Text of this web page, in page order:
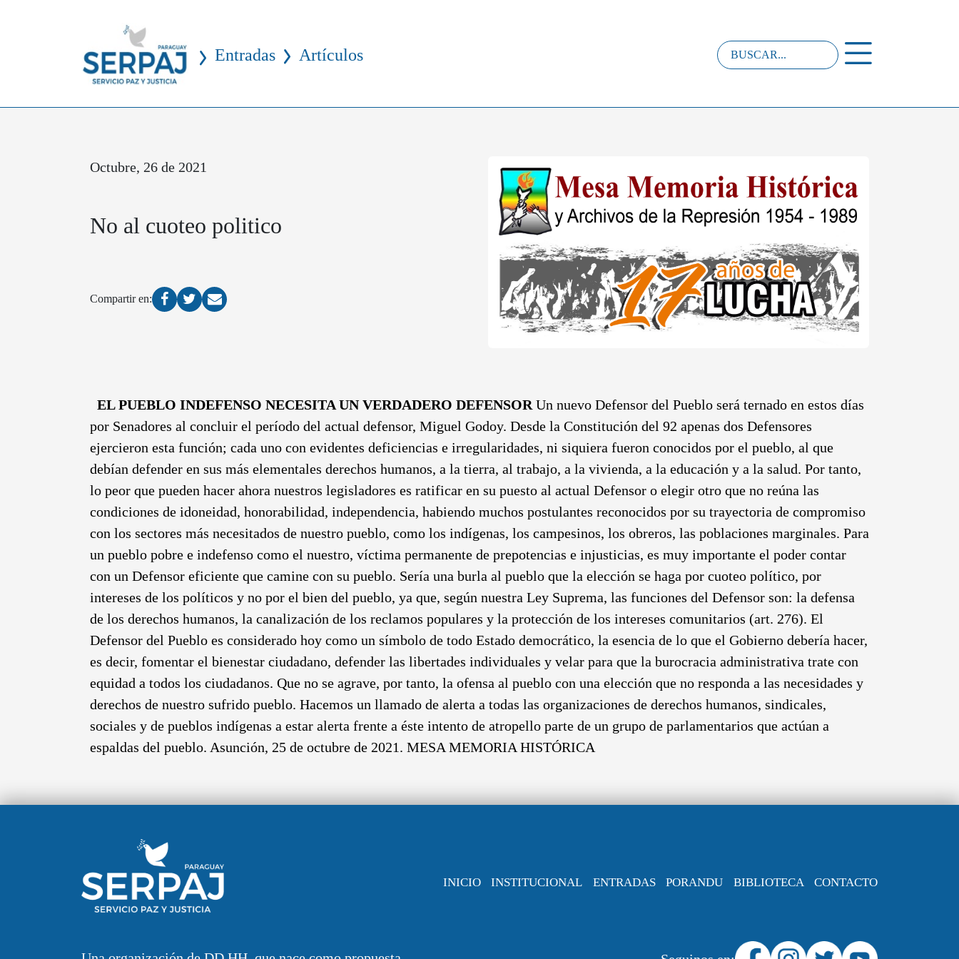
Entradas Artículos
Octubre, 26 de 2021
No al cuoteo politico
Compartir en:
EL PUEBLO INDEFENSO NECESITA UN VERDADERO DEFENSOR Un nuevo Defensor del Pueblo será ternado en estos días
por Senadores al concluir el período del actual defensor, Miguel Godoy. Desde la Constitución del 92 apenas dos Defensores
ejercieron esta función; cada uno con evidentes deficiencias e irregularidades, ni siquiera fueron conocidos por el pueblo, al que
debían defender en sus más elementales derechos humanos, a la tierra, al trabajo, a la vivienda, a la educación y a la salud. Por tanto,
lo peor que pueden hacer ahora nuestros legisladores es ratificar en su puesto al actual Defensor o elegir otro que no reúna las
condiciones de idoneidad, honorabilidad, independencia, habiendo muchos postulantes reconocidos por su trayectoria de compromiso
con los sectores más necesitados de nuestro pueblo, como los indígenas, los campesinos, los obreros, las poblaciones marginales. Para
un pueblo pobre e indefenso como el nuestro, víctima permanente de prepotencias e injusticias, es muy importante el poder contar
con un Defensor eficiente que camine con su pueblo. Sería una burla al pueblo que la elección se haga por cuoteo político, por
intereses de los políticos y no por el bien del pueblo, ya que, según nuestra Ley Suprema, las funciones del Defensor son: la defensa
de los derechos humanos, la canalización de los reclamos populares y la protección de los intereses comunitarios (art. 276). El
Defensor del Pueblo es considerado hoy como un símbolo de todo Estado democrático, la esencia de lo que el Gobierno debería hacer,
es decir, fomentar el bienestar ciudadano, defender las libertades individuales y velar para que la burocracia administrativa trate con
equidad a todos los ciudadanos. Que no se agrave, por tanto, la ofensa al pueblo con una elección que no responda a las necesidades y
derechos de nuestro sufrido pueblo. Hacemos un llamado de alerta a todas las organizaciones de derechos humanos, sindicales,
sociales y de pueblos indígenas a estar alerta frente a éste intento de atropello parte de un grupo de parlamentarios que actúan a
espaldas del pueblo. Asunción, 25 de octubre de 2021. MESA MEMORIA HISTÓRICA
INICIO INSTITUCIONAL ENTRADAS PORANDU BIBLIOTECA CONTACTO